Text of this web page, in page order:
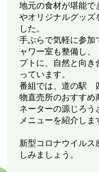
地元の食材が堪能で
やオリジナルグッズ
した。
手ぶらで気軽に参加
ャワー室も整備し
プトに、自然と向き
っています。
番組では、道の駅
物直売所のおすすめ
ネーターの源じろ
メニューを紹介しま
新型コロナウイルス
しみましょう。